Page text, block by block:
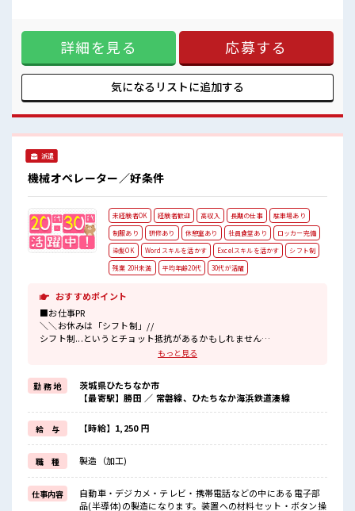
ロッカー付き職場♪るので、 毎日の服装の悩み解消♪ ≪収入アップを目指せる≫
高時給だらけの派遣のお仕事です！ ■職場の雰囲気 “コジン
マリ”が好きな方にもお勧め！！ 少人数の職場です♪ 休憩室
で楽しくおしゃべり！ ストレス解消☆ 持ち物が多いあなたに
もぴったり☆ ロッカー付き職場♪
詳細を見る 応募する
気になるリストに追加する
派遣
機械オペレーター／好条件
未経験者OK 経験者歓迎 高収入 長期の仕事
駐車場あり
制服あり
研修あり 休憩室あり 社員食堂あり
ロッカー完備
染髪OK
Wordスキルを活かす Excelスキルを活かす
シフト制
残業 20H未満
平均年齢20代 30代が活躍
おすすめポイント
■お仕事PR
＼＼お休みは「シフト制」//
シフト制...というとチョット抵抗があるかもしれません
OK
・「土日祝休み」にあたることもあり
しっかり稼げる高収入のお仕事！
初めての方でも安心！
担当がしっかりバックアップします。
≪こんな方にオススメ≫
・期間従業員など製造業の工場勤務に興味がある方。
・高収入で働きたい方。
・担当者のサポートが必要な方。
≪動きやすい制服アリ≫
もっと見る
勤 務 地
茨城県ひたちなか市
【最寄駅】勝田 ／ 常磐線、ひたちなか海浜鉄道湊線
給 与 【時給】1,250 円
職 種 製造（加工)
仕事内容
自動車・デジカメ・テレビ・携帯電話などの中にある電子部
品(半導体)の製造になります。装置への材料セット・ボタン操